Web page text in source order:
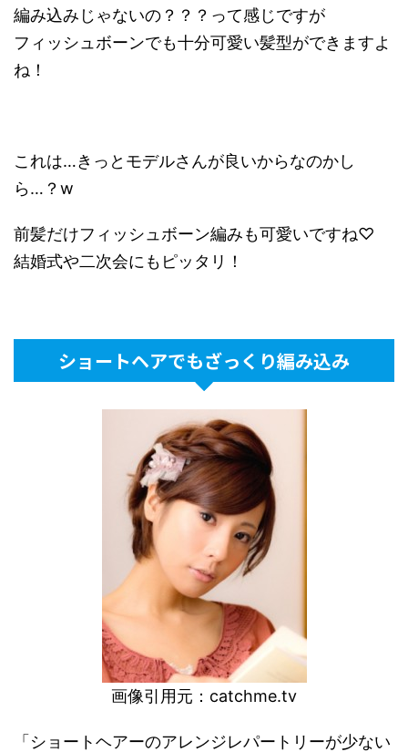
編み込みじゃないの？？？って感じですが
フィッシュボーンでも十分可愛い髪型ができますよ
ね！
これは…きっとモデルさんが良いからなのかし
ら…？w
前髪だけフィッシュボーン編みも可愛いですね♡
結婚式や二次会にもピッタリ！
ショートヘアでもざっくり編み込み
画像引用元： catchme.tv
「ショートヘアーのアレンジレパートリーが少ない